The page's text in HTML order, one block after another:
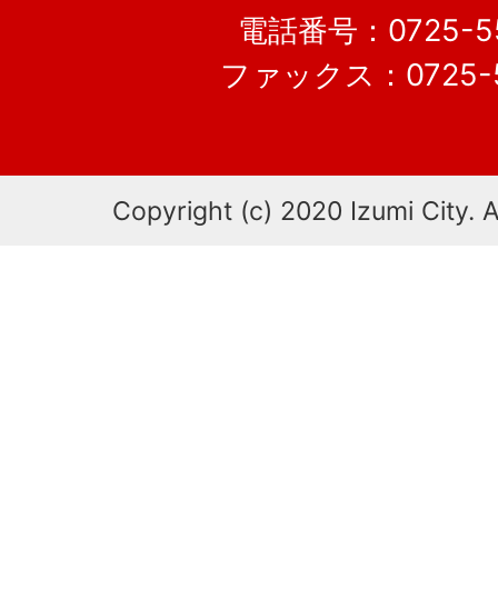
電話番号：0725-
ファックス：
Copyright (c) 2020 Izumi City.